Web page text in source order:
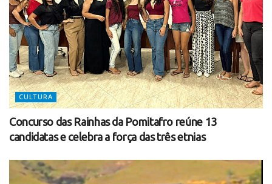
CULTURA
Concurso das Rainhas da Pomitafro reúne 13
candidatas e celebra a força das três etnias